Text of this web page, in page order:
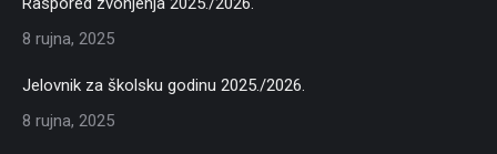
8 rujna, 2025
Jelovnik za školsku godinu 2025./2026.
8 rujna, 2025